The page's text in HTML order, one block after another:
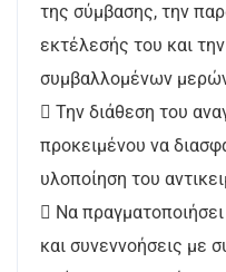
της σύμβασης, την
εκτέλεσής του και
συμβαλλομένων
 Την διάθεση του
προκειμένου να
υλοποίηση του
 Να
και συνεννοήσεις με